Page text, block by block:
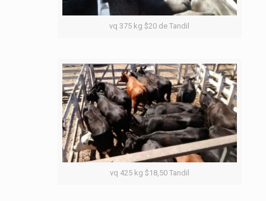
vq 375 kg $20 de Tandil
vq 425 kg $18,50 Tandil